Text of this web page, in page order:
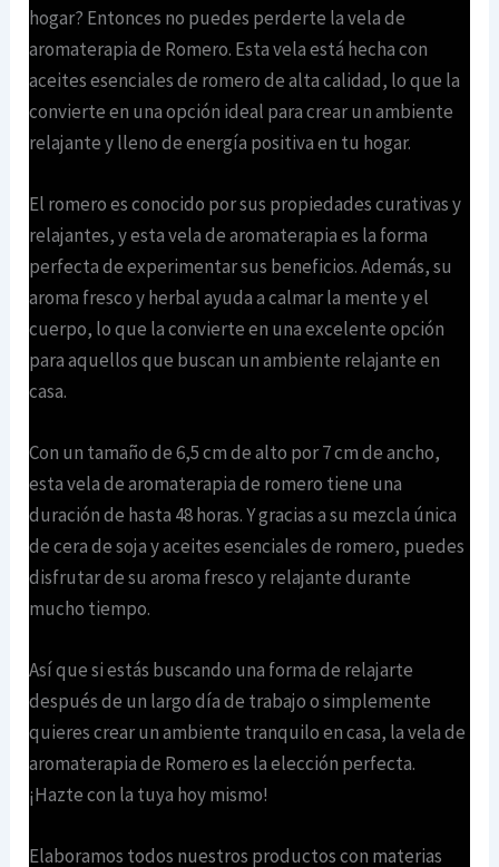
hogar? Entonces no puedes perderte la vela de
aromaterapia de Romero. Esta vela está hecha con
aceites esenciales de romero de alta calidad, lo que la
convierte en una opción ideal para crear un ambiente
relajante y lleno de energía positiva en tu hogar.
El romero es conocido por sus propiedades curativas y
relajantes, y esta vela de aromaterapia es la forma
perfecta de experimentar sus beneficios. Además, su
aroma fresco y herbal ayuda a calmar la mente y el
cuerpo, lo que la convierte en una excelente opción
para aquellos que buscan un ambiente relajante en
casa.
Con un tamaño de 6,5 cm de alto por 7 cm de ancho,
esta vela de aromaterapia de romero tiene una
duración de hasta 48 horas. Y gracias a su mezcla única
de cera de soja y aceites esenciales de romero, puedes
disfrutar de su aroma fresco y relajante durante
mucho tiempo.
Así que si estás buscando una forma de relajarte
después de un largo día de trabajo o simplemente
quieres crear un ambiente tranquilo en casa, la vela de
aromaterapia de Romero es la elección perfecta.
¡Hazte con la tuya hoy mismo!
Elaboramos todos nuestros productos con materias